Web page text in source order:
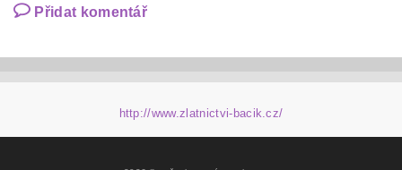
Přidat komentář
http://www.zlatnictvi-bacik.cz/